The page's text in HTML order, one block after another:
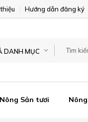
Hướng dẫn đăng ký
DANH MỤC
Nông Sản tươi